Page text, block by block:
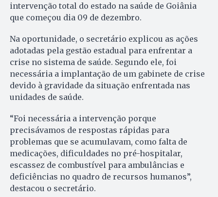
intervenção total do estado na saúde de Goiânia
que começou dia 09 de dezembro.
Na oportunidade, o secretário explicou as ações
adotadas pela gestão estadual para enfrentar a
crise no sistema de saúde. Segundo ele, foi
necessária a implantação de um gabinete de crise
devido à gravidade da situação enfrentada nas
unidades de saúde.
“Foi necessária a intervenção porque
precisávamos de respostas rápidas para
problemas que se acumulavam, como falta de
medicações, dificuldades no pré-hospitalar,
escassez de combustível para ambulâncias e
deficiências no quadro de recursos humanos”,
destacou o secretário.